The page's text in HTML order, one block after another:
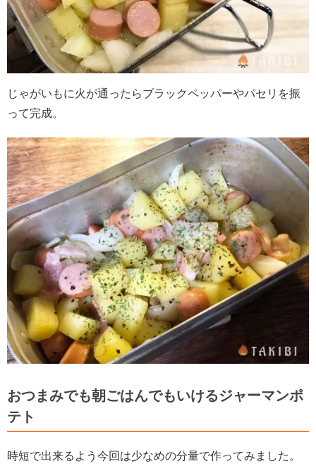
じゃがいもに火が通ったらブラックペッパーやパセリを振
って完成。
おつまみでも朝ごはんでもいけるジャーマンポ
テト
時短で出来るよう今回は少なめの分量で作ってみました。